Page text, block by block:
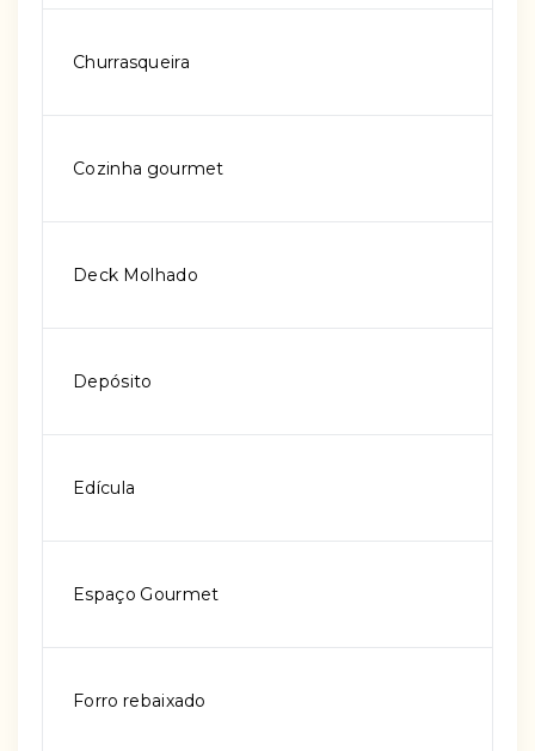
Churrasqueira
Cozinha gourmet
Deck Molhado
Depósito
Edícula
Espaço Gourmet
Forro rebaixado